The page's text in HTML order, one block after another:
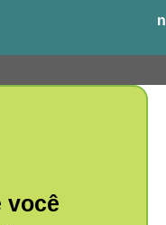
você